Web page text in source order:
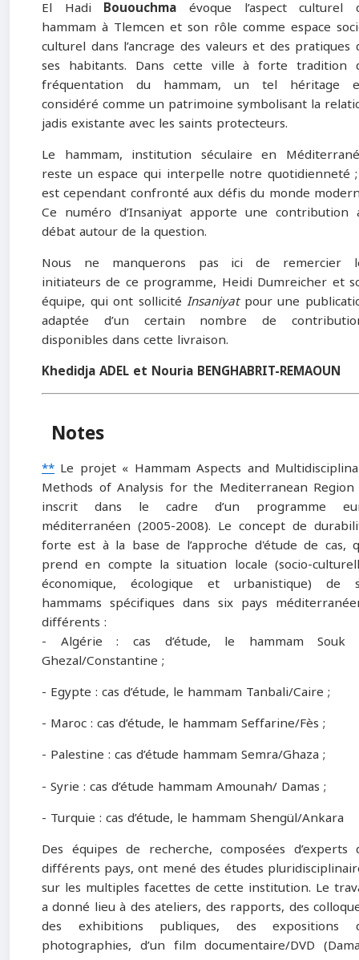
El Hadi Bououchma évoque l’aspect culturel
hammam à Tlemcen et son rôle comme espace
culturel dans l’ancrage des valeurs et des pratiques
ses habitants. Dans cette ville à forte tradition
fréquentation du hammam, un tel héritage
considéré comme un patrimoine symbolisant la
jadis existante avec les saints protecteurs.
Le hammam, institution séculaire en
reste un espace qui interpelle notre quotidienneté
est cependant confronté aux défis du monde
Ce numéro d’Insaniyat apporte une contribution
débat autour de la question.
Nous ne manquerons pas ici de remercier
initiateurs de ce programme, Heidi Dumreicher et
équipe, qui ont sollicitéInsaniyatpour une
adaptée d’un certain nombre de
disponibles dans cette livraison.
KhedidjaADEL et Nouria BENGHABRIT-REMAOUN
Notes
** Le projet « Hammam Aspects and
Methods of Analysis for the Mediterranean Region
inscrit dans le cadre d’un programme
méditerranéen (2005-2008). Le concept de
forte est à la base de l’approche d'étude de cas,
prend en compte la situation locale (socio-
économique, écologique et urbanistique) de
hammams spécifiques dans six pays
différents :
- Algérie : cas d’étude, le hammam Souk
Ghezal/Constantine ;
- Egypte : cas d’étude, le hammam Tanbali/Caire ;
- Maroc : cas d’étude, le hammam Seffarine/Fès ;
- Palestine : cas d’étude hammam Semra/Ghaza ;
- Syrie : cas d’étude hammam Amounah/ Damas ;
- Turquie : cas d’étude, le hammam Shengül/Ankara
Des équipes de recherche, composées d’experts
différents pays, ont mené des études
sur les multiples facettes de cette institution. Le
a donné lieu à des ateliers, des rapports, des
des exhibitions publiques, des expositions
photographies, d’un film documentaire/DVD